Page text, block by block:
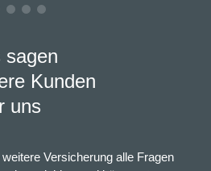
sagen
Kunden
uns
Versicherung alle Fragen